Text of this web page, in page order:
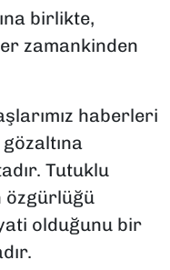
birlikte,
zamankinden
haberleri
Tutuklu
özgürlüğü
olduğunu bir